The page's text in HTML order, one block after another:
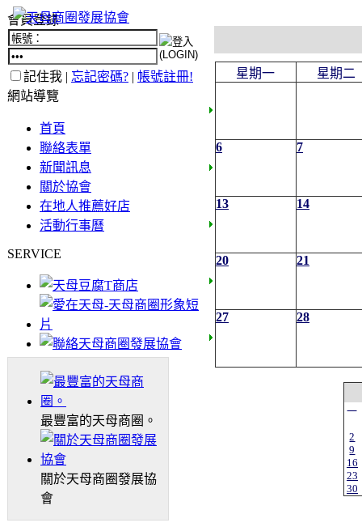
會員登錄
記住我 | 忘記密碼? | 帳號註冊!
網站導覽
首頁
聯絡表單
新聞訊息
關於協會
在地人推薦好店
活動行事曆
SERVICE
最豐富的天母商圈。
關於天母商圈發展協
會
星期一 星期二
6 7
13 14
20 21
27 28
一
2
9
16
23
30